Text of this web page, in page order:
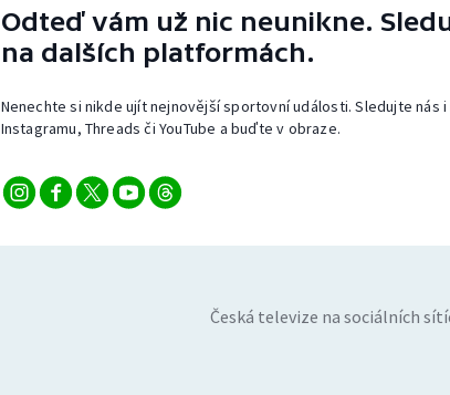
Odteď vám už nic neunikne.
na dalších platformách.
Nenechte si nikde ujít nejnovější sportovní události. Sledujte nás i
Instagramu, Threads či YouTube a buďte v obraze.
Česká televize na sociálních